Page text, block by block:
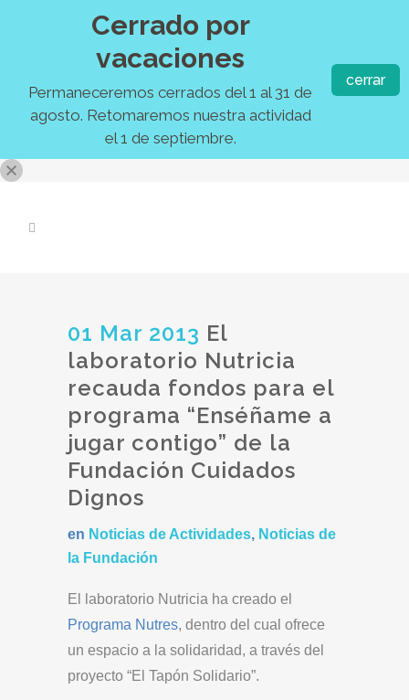
01 Mar 2013 El
laboratorio Nutricia
recauda fondos para el
programa “Enséñame a
jugar contigo” de la
Fundación Cuidados
Dignos
en Noticias de Actividades, Noticias de
la Fundación
El laboratorio Nutricia ha creado el
Programa Nutres, dentro del cual ofrece
un espacio a la solidaridad, a través del
proyecto “El Tapón Solidario”.
Cerrado por
vacaciones
Permaneceremos cerrados del 1 al 31 de
agosto. Retomaremos nuestra actividad
el 1 de septiembre.
cerrar